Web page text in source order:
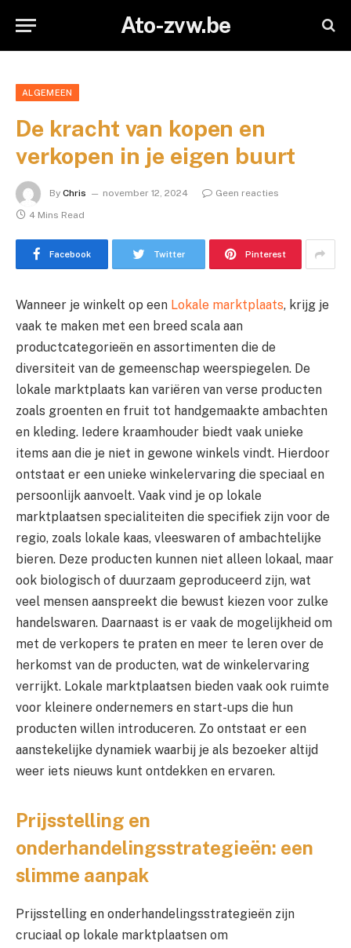
Ato-zvw.be
ALGEMEEN
De kracht van kopen en
verkopen in je eigen buurt
By Chris november 12, 2024
Geen reacties
4 Mins Read
Facebook Twitter Pinterest
Wanneer je winkelt op een Lokale marktplaats, krijg je
vaak te maken met een breed scala aan
productcategorieën en assortimenten die de
diversiteit van de gemeenschap weerspiegelen. De
lokale marktplaats kan variëren van verse producten
zoals groenten en fruit tot handgemaakte ambachten
en kleding. Iedere kraamhouder biedt vaak unieke
items aan die je niet in gewone winkels vindt. Hierdoor
ontstaat er een unieke winkelervaring die speciaal en
persoonlijk aanvoelt. Vaak vind je op lokale
marktplaatsen specialiteiten die specifiek zijn voor de
regio, zoals lokale kaas, vleeswaren of ambachtelijke
bieren. Deze producten kunnen niet alleen lokaal, maar
ook biologisch of duurzaam geproduceerd zijn, wat
veel mensen aanspreekt die bewust kiezen voor zulke
handelswaren. Daarnaast is er vaak de mogelijkheid om
met de verkopers te praten en meer te leren over de
herkomst van de producten, wat de winkelervaring
verrijkt. Lokale marktplaatsen bieden vaak ook ruimte
voor kleinere ondernemers en start-ups die hun
producten willen introduceren. Zo ontstaat er een
aanstekelijke dynamiek waarbij je als bezoeker altijd
weer iets nieuws kunt ontdekken en ervaren.
Prijsstelling en
onderhandelingsstrategieën: een
slimme aanpak
Prijsstelling en onderhandelingsstrategieën zijn
cruciaal op lokale marktplaatsen om